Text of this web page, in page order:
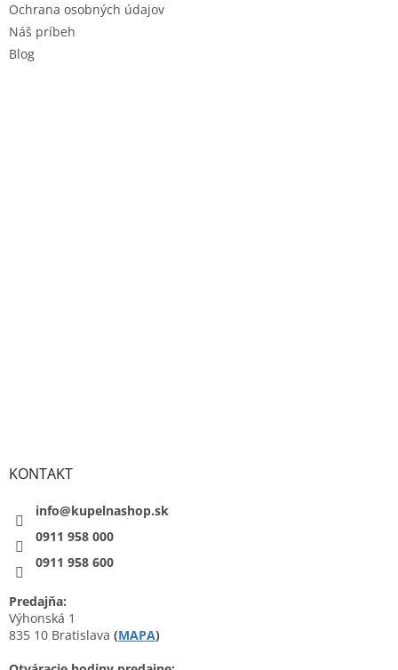
Ochrana osobných údajov
Náš príbeh
Blog
KONTAKT
info@kupelnashop.sk
0911 958 000
0911 958 600
Predajňa:
Výhonská 1
835 10 Bratislava (MAPA)